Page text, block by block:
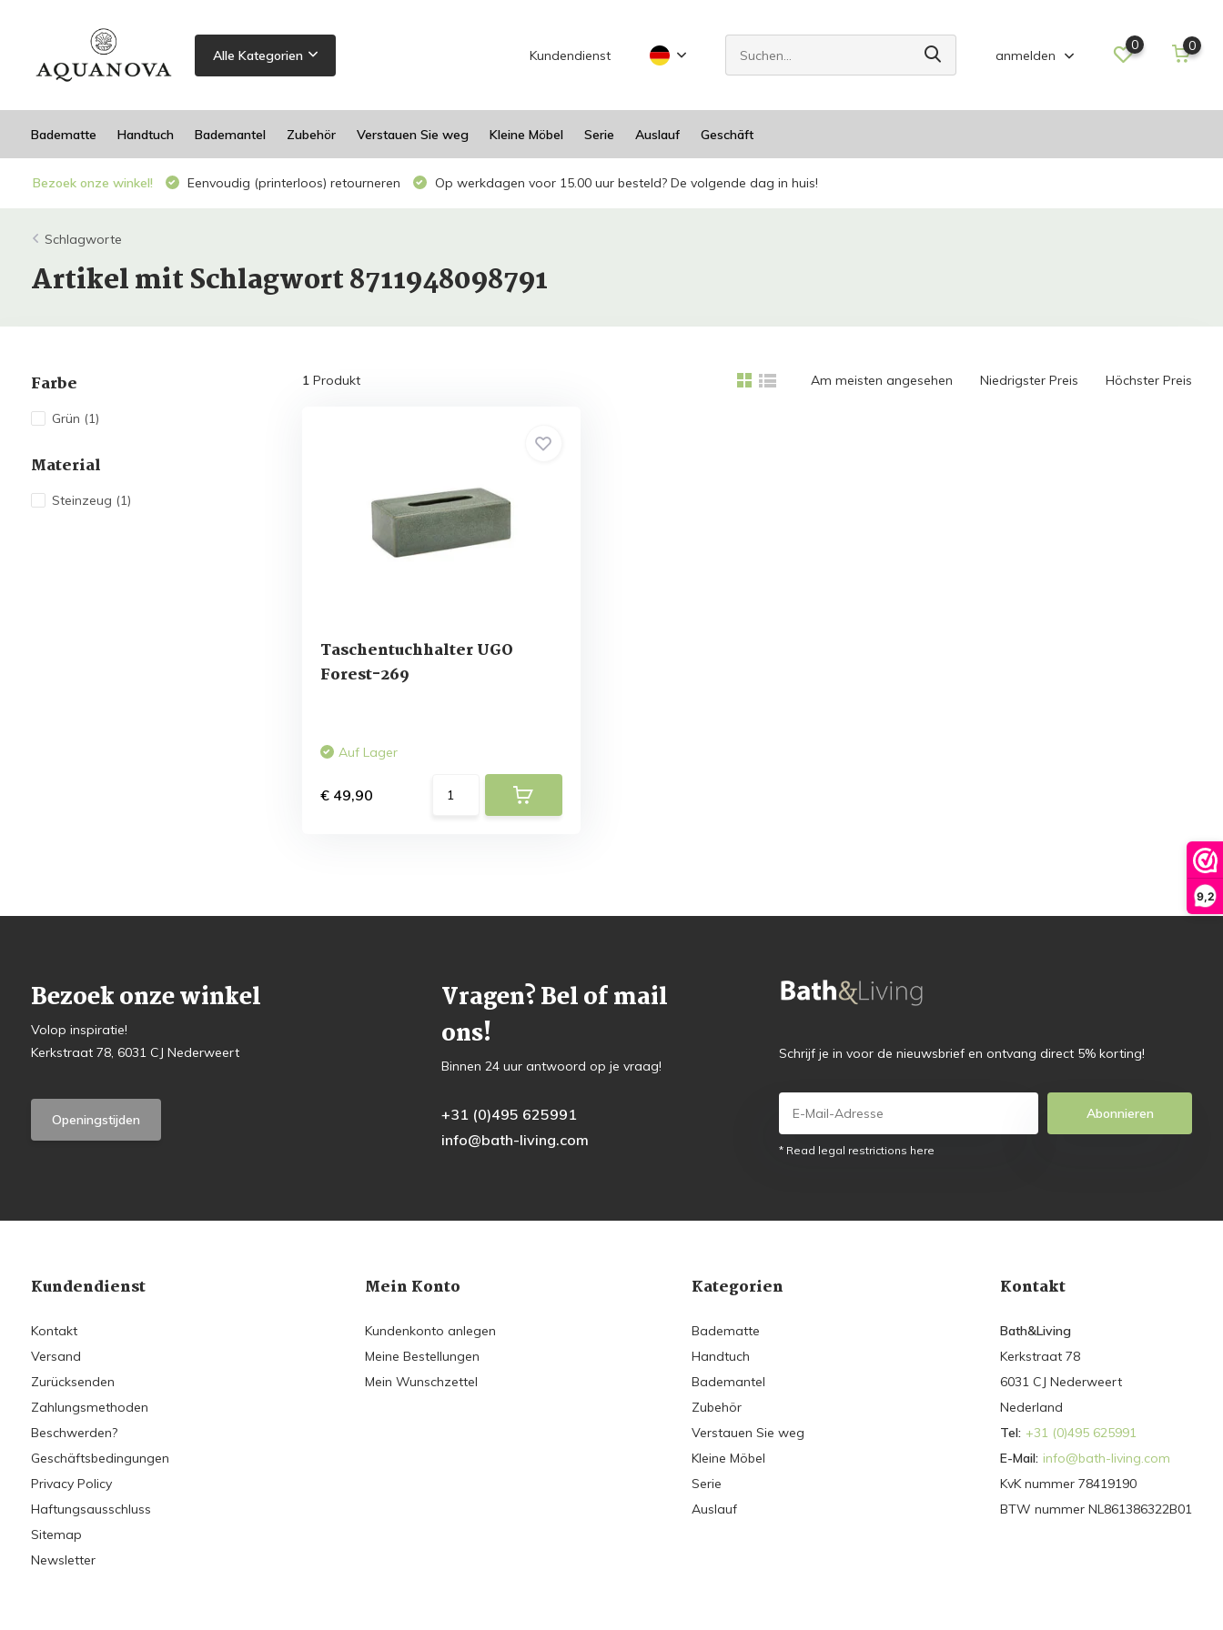
9,2
Alle Kategorien Kundendienst anmelden
0 0
Badematte Handtuch Bademantel Zubehör Verstauen Sie weg Kleine Möbel Serie Auslauf Geschäft
Bezoek onze winkel! Eenvoudig (printerloos) retourneren Op werkdagen voor 15.00 uur besteld? De volgende dag in huis!
Schlagworte
Artikel mit Schlagwort 8711948098791
Farbe
Grün (1)
Material
Steinzeug (1)
1Produkt Am meisten angesehen Niedrigster Preis Höchster Preis
Taschentuchhalter UGO
Forest-269
Auf Lager
€ 49,90
Bezoek onze winkel
Volop inspiratie!
Kerkstraat 78, 6031 CJ Nederweert
Openingstijden
Vragen? Bel of mail
ons!
Binnen 24 uur antwoord op je vraag!
+31 (0)495 625991
info@bath-living.com
Schrijf je in voor de nieuwsbrief en ontvang direct 5% korting!
Abonnieren
* Read legal restrictions here
Kundendienst
Kontakt
Versand
Zurücksenden
Zahlungsmethoden
Beschwerden?
Geschäftsbedingungen
Privacy Policy
Haftungsausschluss
Sitemap
Newsletter
Mein Konto
Kundenkonto anlegen
Meine Bestellungen
Mein Wunschzettel
Kategorien
Badematte
Handtuch
Bademantel
Zubehör
Verstauen Sie weg
Kleine Möbel
Serie
Auslauf
Kontakt
Bath&Living
Kerkstraat 78
6031 CJ Nederweert
Nederland
Tel: +31 (0)495 625991
E-Mail: info@bath-living.com
KvK nummer 78419190
BTW nummer NL861386322B01